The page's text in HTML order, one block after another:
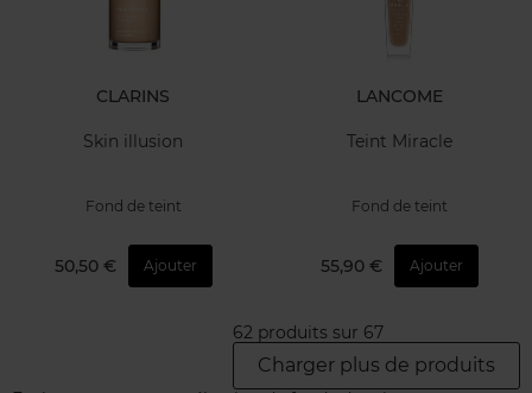
CLARINS
Skin illusion
Fond de teint
50,50 € Ajouter
LANCOME
Teint Miracle
Fond de teint
55,90 € Ajouter
62 produits sur 67
Charger plus de produits